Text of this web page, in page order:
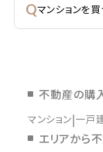
Qマンションを
不動産の購
マンション 一戸
エリアから